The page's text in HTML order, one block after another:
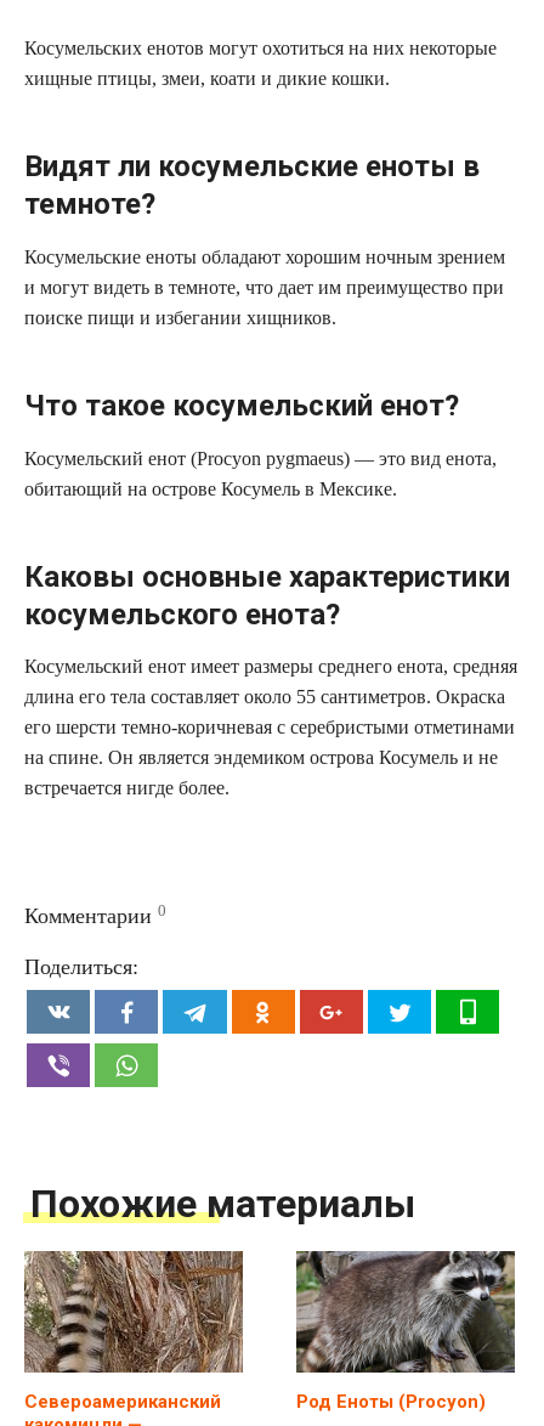
Косумельских енотов могут охотиться на них некоторые
хищные птицы, змеи, коати и дикие кошки.
Видят ли косумельские еноты в
темноте?
Косумельские еноты обладают хорошим ночным зрением
и могут видеть в темноте, что дает им преимущество при
поиске пищи и избегании хищников.
Что такое косумельский енот?
Косумельский енот (Procyon pygmaeus) — это вид енота,
обитающий на острове Косумель в Мексике.
Каковы основные характеристики
косумельского енота?
Косумельский енот имеет размеры среднего енота, средняя
длина его тела составляет около 55 сантиметров. Окраска
его шерсти темно-коричневая с серебристыми отметинами
на спине. Он является эндемиком острова Косумель и не
встречается нигде более.
Комментарии 0
Поделиться:
Похожие материалы
Североамериканский
Род Еноты (Procyon)